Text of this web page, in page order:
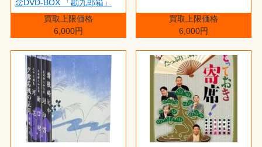
念DVD-BOX 「勘九郎箱」
買取上限価格
6,000円
買取上限価格
6,000円